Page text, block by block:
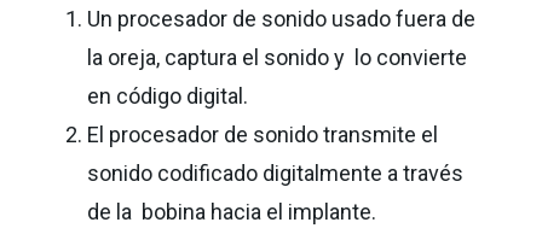
Un procesador de sonido usado fuera de
la oreja, captura el sonido y lo convierte
en código digital.
El procesador de sonido transmite el
sonido codificado digitalmente a través
de la bobina hacia el implante.